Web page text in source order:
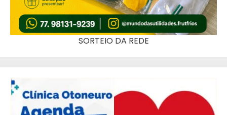
SORTEIO DA REDE